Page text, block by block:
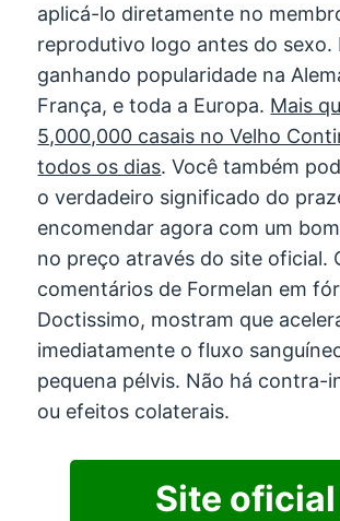
aplicá-lo diretamente no
reprodutivo logo antes do sexo.
ganhando popularidade na
França, e toda a Europa. Mais
5,000,000 casais no Velho
todos os dias. Você também
o verdadeiro significado do
encomendar agora com um
no preço através do site oficial.
comentários de Formelan em
Doctissimo, mostram que
imediatamente o fluxo
pequena pélvis. Não há contra-
ou efeitos colaterais.
Site oficial